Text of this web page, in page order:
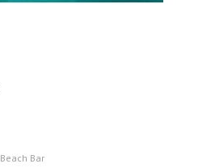
Beach Bar